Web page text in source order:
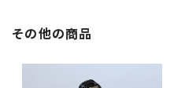
その他の商品